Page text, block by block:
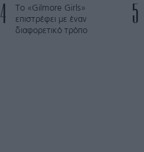
4
Το «Gilmore Girls»
επιστρέφει με έναν
διαφορετικό τρόπο
5